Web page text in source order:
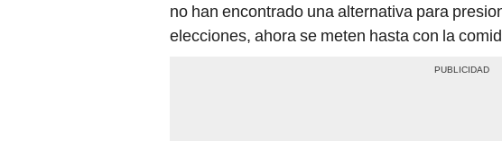
no han encontrado una alternativa para
elecciones, ahora se meten hasta con la